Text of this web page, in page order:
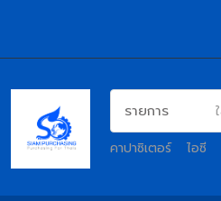
คาปาซิเตอร์ ไอซี